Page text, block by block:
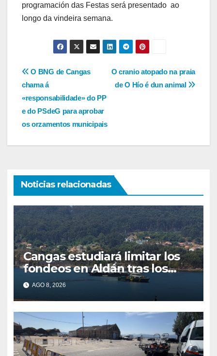
programación das Festas será presentado ao
longo da vindeira semana.
Navegación
de
entradas
O cranio atopado na praia
de O Hío é dun animal
O BNG de Cangas
chama á
«responsabilidade» do PP
e do PSdeG para aprobar
os orzamentos municipais
Noticias relacionadas
Cangas estudiará limitar los
fondeos en Aldán tras los
últimos episodios de
contaminación en O Con
AGO 8, 2026